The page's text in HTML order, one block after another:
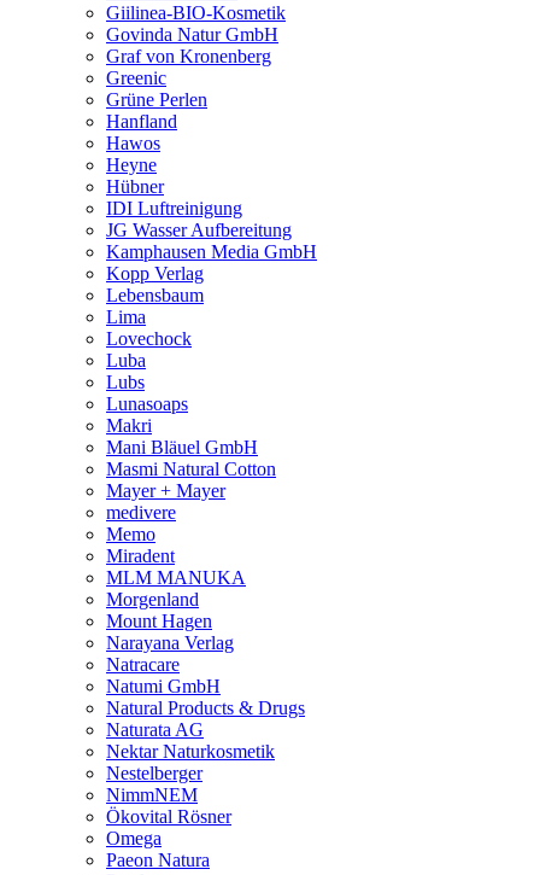
Giilinea-BIO-Kosmetik
Govinda Natur GmbH
Graf von Kronenberg
Greenic
Grüne Perlen
Hanfland
Hawos
Heyne
Hübner
IDI Luftreinigung
JG Wasser Aufbereitung
Kamphausen Media GmbH
Kopp Verlag
Lebensbaum
Lima
Lovechock
Luba
Lubs
Lunasoaps
Makri
Mani Bläuel GmbH
Masmi Natural Cotton
Mayer + Mayer
medivere
Memo
Miradent
MLM MANUKA
Morgenland
Mount Hagen
Narayana Verlag
Natracare
Natumi GmbH
Natural Products & Drugs
Naturata AG
Nektar Naturkosmetik
Nestelberger
NimmNEM
Ökovital Rösner
Omega
Paeon Natura